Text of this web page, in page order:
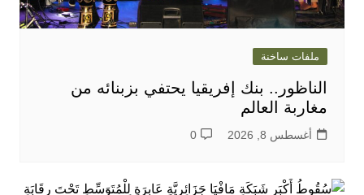
ملفات ساخنة
الناظور.. بنك إفريقيا يحتفي بزبنائه من
مغاربة العالم
أغسطس 8, 2026 0